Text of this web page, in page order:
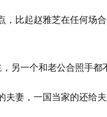
比起赵雅芝在任何场
夫妻，一国当家的还给